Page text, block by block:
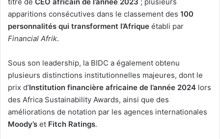
apparitions consécutives dans le classement des 100
personnalités qui transforment l’Afrique établi par
Financial Afrik.
Sous son leadership, la BIDC a également obtenu
plusieurs distinctions institutionnelles majeures, dont le
prix d’Institution financière africaine de l’année 2024 lors
des Africa Sustainability Awards, ainsi que des
améliorations de notation par les agences internationales
Moody’s et Fitch Ratings.